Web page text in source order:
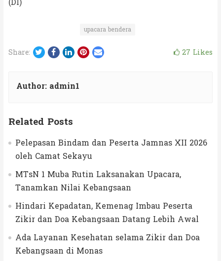
upacara bendera
Share: Twitter
Facebook
LinkedIn
Pinterest
Email 27 Likes
Author: admin1
Related Posts
Pelepasan Bindam dan Peserta Jamnas XII 2026
oleh Camat Sekayu
MTsN 1 Muba Rutin Laksanakan Upacara,
Tanamkan Nilai Kebangsaan
Hindari Kepadatan, Kemenag Imbau Peserta
Zikir dan Doa Kebangsaan Datang Lebih Awal
Ada Layanan Kesehatan selama Zikir dan Doa
Kebangsaan di Monas